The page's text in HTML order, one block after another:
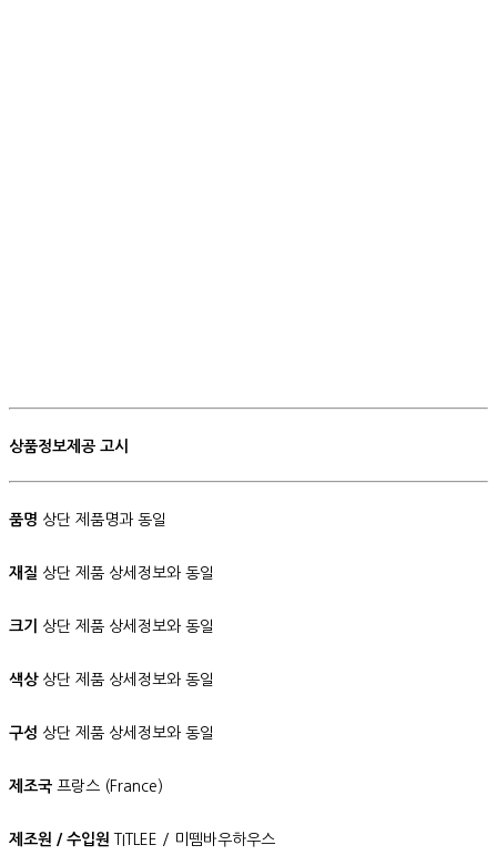
상품정보제공 고시
품명 상단 제품명과 동일
재질 상단 제품 상세정보와 동일
크기 상단 제품 상세정보와 동일
색상상단 제품 상세정보와 동일
구성 상단 제품 상세정보와 동일
제조국 프랑스 (France)
제조원 / 수입원 TITLEE / 미뗌바우하우스